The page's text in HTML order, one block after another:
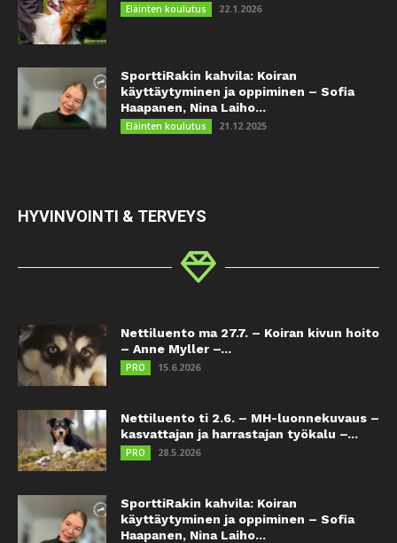
Eläinten koulutus 22.1.2026
SporttiRakin kahvila: Koiran
käyttäytyminen ja oppiminen – Sofia
Haapanen, Nina Laiho...
Eläinten koulutus 21.12.2025
HYVINVOINTI & TERVEYS
Nettiluento ma 27.7. – Koiran kivun hoito
– Anne Myller –...
PRO 15.6.2026
Nettiluento ti 2.6. – MH-luonnekuvaus –
kasvattajan ja harrastajan työkalu –...
PRO 28.5.2026
SporttiRakin kahvila: Koiran
käyttäytyminen ja oppiminen – Sofia
Haapanen, Nina Laiho...